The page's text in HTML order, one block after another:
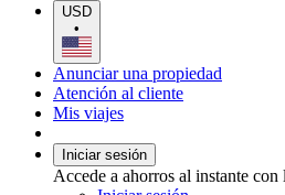
USD
•
Anunciar una propiedad
Atención al cliente
Mis viajes
Iniciar sesión
Accede a ahorros al instante con